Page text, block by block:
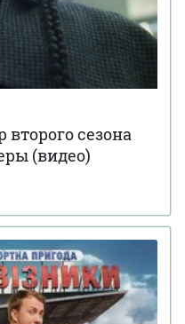
сезона
(видео)